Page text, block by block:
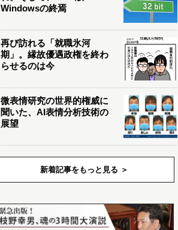
Windowsの終焉
再び訪れる「就職氷河
期」。縁故優遇政権を終わ
らせるのは今
微表情研究の世界的権威に
聞いた、AI表情分析技術の
展望
新着記事をもっと見る